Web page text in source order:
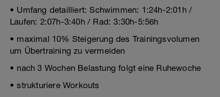
• Umfang detailliert: Schwimmen: 1:24h-2:01h /
Laufen: 2:07h-3:40h / Rad: 3:30h-5:56h
• maximal 10% Steigerung des Trainingsvolumen
um Übertraining zu vermeiden
• nach 3 Wochen Belastung folgt eine Ruhewoche
• strukturiere Workouts